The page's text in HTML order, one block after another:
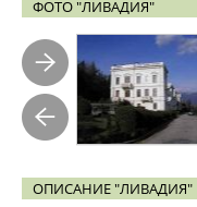
ФОТО "ЛИВАДИЯ"
ОПИСАНИЕ "ЛИВАДИЯ"